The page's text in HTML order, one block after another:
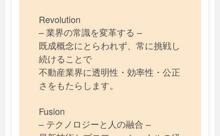
Revolution
– 業界の常識を変革する –
既成概念にとらわれず、常に挑戦し
続けることで
不動産業界に透明性・効率性・公正
さをもたらします。
Fusion
– テクノロジーと人の融合 –